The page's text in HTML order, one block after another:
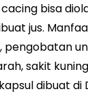
bisa
jus.
sakit
dibuat di